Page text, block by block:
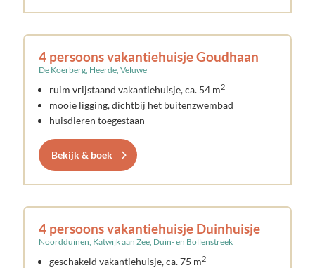
4 persoons vakantiehuisje Goudhaan
De Koerberg, Heerde, Veluwe
ruim vrijstaand vakantiehuisje, ca. 54 m2
mooie ligging, dichtbij het buitenzwembad
huisdieren toegestaan
Bekijk & boek
4 persoons vakantiehuisje Duinhuisje
Noordduinen, Katwijk aan Zee, Duin- en Bollenstreek
geschakeld vakantiehuisje, ca. 75 m2